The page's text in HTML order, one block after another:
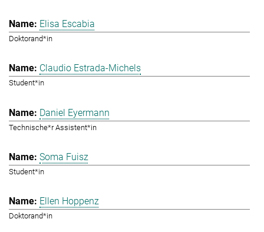
Elisa Escabia
Doktorand*in
Claudio Estrada-Michels
Student*in
Daniel Eyermann
Technische*r Assistent*in
Soma Fuisz
Student*in
Ellen Hoppenz
Doktorand*in